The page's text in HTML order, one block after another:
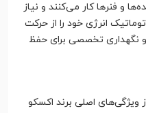
و فنرها کار می‌کنند و نیاز
انرژی خود را از حرکت
نگهداری تخصصی برای حفظ
اصلی برند اکسکو